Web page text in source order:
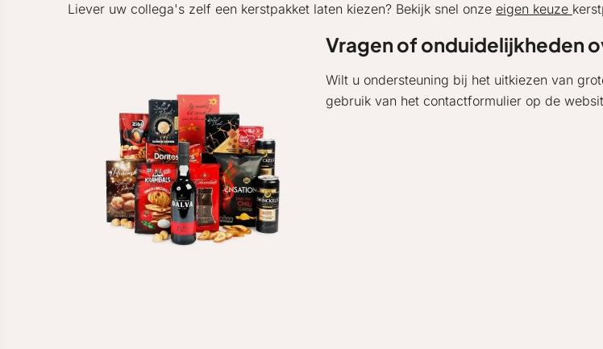
Liever uw collega's zelf een kerstpakket laten kiezen? Bekijk snel onze eigen keuze
Vragen of onduidelijkheden
Wilt u ondersteuning bij het uitkiezen van
gebruik van het contactformulier op de